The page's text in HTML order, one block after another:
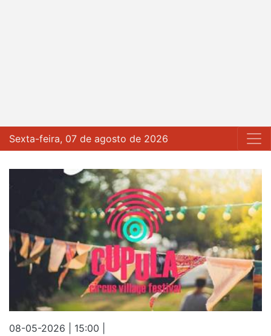
Sexta-feira, 07 de agosto de 2026
08-05-2026 | 15:00